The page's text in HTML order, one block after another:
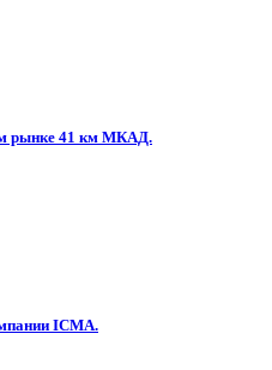
рынке 41 км МКАД.
ICMA.